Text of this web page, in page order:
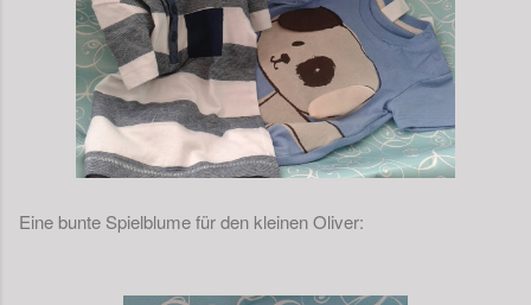
Eine bunte Spielblume für den kleinen Oliver: